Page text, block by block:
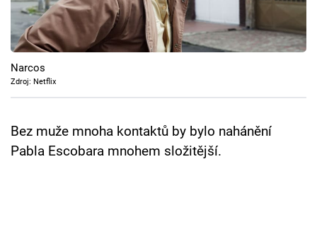
Cool Esport
Pořady
TV Program
Narcos
Zdroj: Netflix
Bez muže mnoha kontaktů by bylo nahánění
Pabla Escobara mnohem složitější.